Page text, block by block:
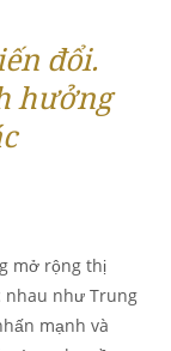
đổi.
hưởng
mở rộng thị
nhau như Trung
mạnh và